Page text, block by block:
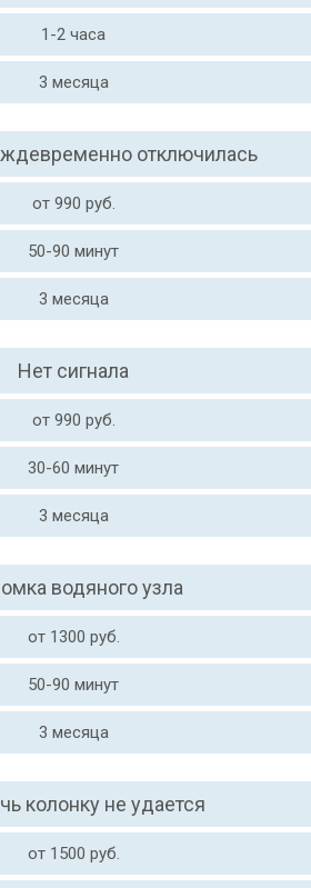
1-2 часа
3 месяца
отключилась
от 990 руб.
50-90 минут
3 месяца
Нет сигнала
от 990 руб.
30-60 минут
3 месяца
водяного узла
от 1300 руб.
50-90 минут
3 месяца
колонку не удается
от 1500 руб.